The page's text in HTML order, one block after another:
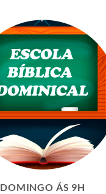
DOMINGO ÁS 9H